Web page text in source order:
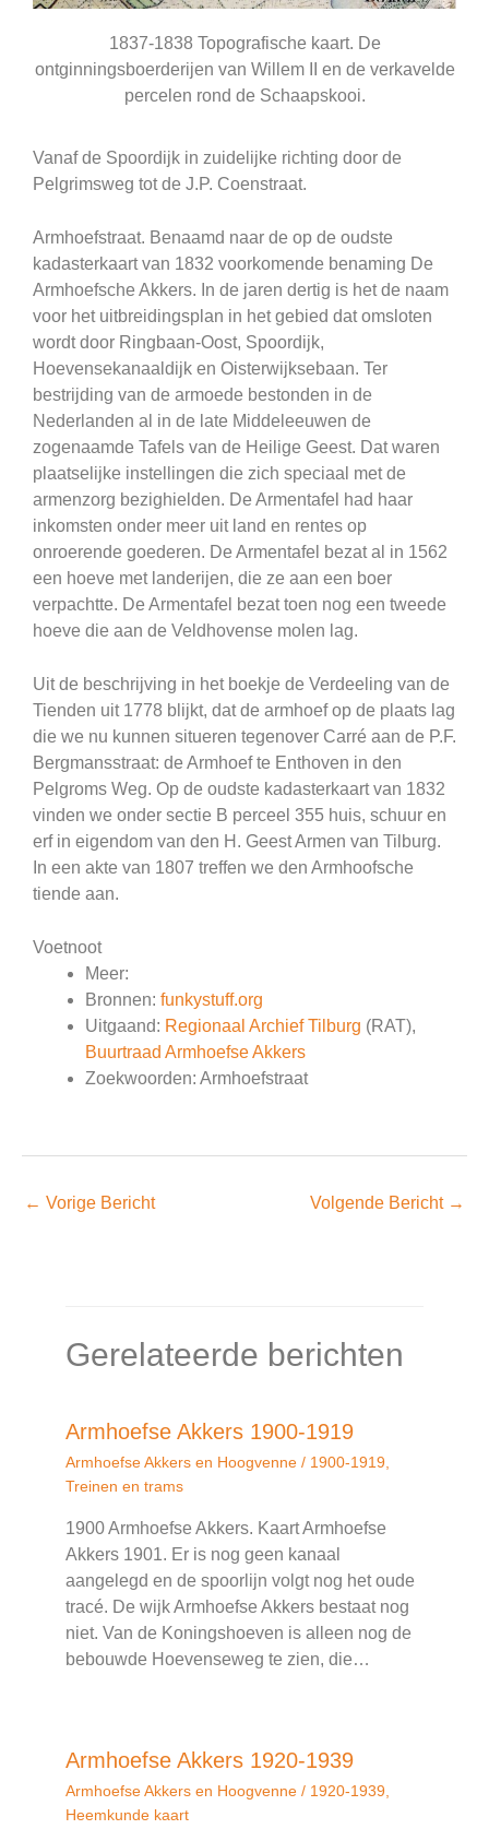
1837-1838 Topografische kaart. De
ontginningsboerderijen van Willem II en de verkavelde
percelen rond de Schaapskooi.
Vanaf de Spoordijk in zuidelijke richting door de
Pelgrimsweg tot de J.P. Coenstraat.
Armhoefstraat. Benaamd naar de op de oudste
kadasterkaart van 1832 voorkomende benaming De
Armhoefsche Akkers. In de jaren dertig is het de naam
voor het uitbreidingsplan in het gebied dat omsloten
wordt door Ringbaan-Oost, Spoordijk,
Hoevensekanaaldijk en Oisterwijksebaan. Ter
bestrijding van de armoede bestonden in de
Nederlanden al in de late Middeleeuwen de
zogenaamde Tafels van de Heilige Geest. Dat waren
plaatselijke instellingen die zich speciaal met de
armenzorg bezighielden. De Armentafel had haar
inkomsten onder meer uit land en rentes op
onroerende goederen. De Armentafel bezat al in 1562
een hoeve met landerijen, die ze aan een boer
verpachtte. De Armentafel bezat toen nog een tweede
hoeve die aan de Veldhovense molen lag.
Uit de beschrijving in het boekje de Verdeeling van de
Tienden uit 1778 blijkt, dat de armhoef op de plaats lag
die we nu kunnen situeren tegenover Carré aan de P.F.
Bergmansstraat: de Armhoef te Enthoven in den
Pelgroms Weg. Op de oudste kadasterkaart van 1832
vinden we onder sectie B perceel 355 huis, schuur en
erf in eigendom van den H. Geest Armen van Tilburg.
In een akte van 1807 treffen we den Armhoofsche
tiende aan.
Voetnoot
Meer:
Bronnen: funkystuff.org
Uitgaand: Regionaal Archief Tilburg (RAT),
Buurtraad Armhoefse Akkers
Zoekwoorden: Armhoefstraat
← Vorige Bericht Volgende Bericht →
Gerelateerde berichten
Armhoefse Akkers 1900-1919
Armhoefse Akkers en Hoogvenne / 1900-1919
Treinen en trams
1900 Armhoefse Akkers. Kaart Armhoefse
Akkers 1901. Er is nog geen kanaal
aangelegd en de spoorlijn volgt nog het oude
tracé. De wijk Armhoefse Akkers bestaat nog
niet. Van de Koningshoeven is alleen nog de
bebouwde Hoevenseweg te zien, die…
Armhoefse Akkers 1920-1939
Armhoefse Akkers en Hoogvenne / 1920-1939
Heemkunde kaart